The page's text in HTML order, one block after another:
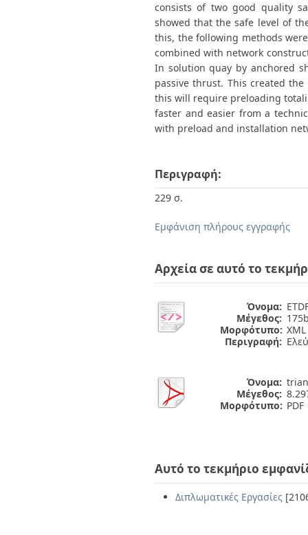
consists of two good quality
showed that the safe level of
this, the following methods
combined with network
In solution quay by anchored
passive thrust. This created
this will require preloading
faster and easier from a
with preload and installation
Περιγραφή:
229 σ.
Εμφάνιση πλήρους εγγραφής
Αρχεία σε αυτό το
Όνομα:
Μέγεθος:
Μορφότυπο: XML
Περιγραφή:
Όνομα:
Μέγεθος:
Μορφότυπο: PDF
Αυτό το τεκμήριο
Διπλωματικές Εργασίες